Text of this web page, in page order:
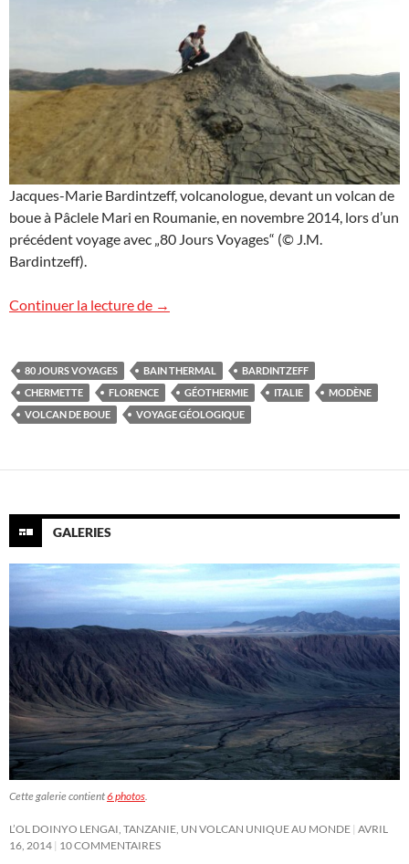
Jacques-Marie Bardintzeff, volcanologue, devant un volcan de
boue à Pâclele Mari en Roumanie, en novembre 2014, lors d’un
précédent voyage avec „80 Jours Voyages“ (© J.M.
Bardintzeff).
Continuer la lecture de Voyage géologique exceptionnel en Italie
→
80 JOURS VOYAGES BAIN THERMAL
BARDINTZEFF
CHERMETTE
FLORENCE GÉOTHERMIE ITALIE
MODÈNE
VOLCAN DE BOUE
VOYAGE GÉOLOGIQUE
GALERIES
Cette galerie contient6 photos
L’OL DOINYO LENGAI, TANZANIE, UN VOLCAN UNIQUE AU MONDE AVRIL
16, 2014 10 COMMENTAIRES